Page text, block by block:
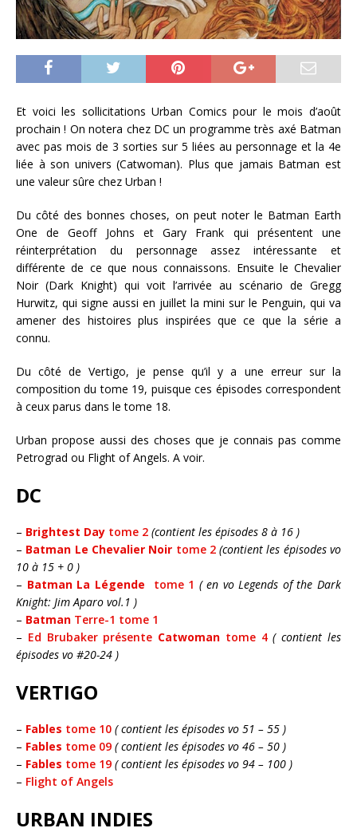
Et voici les sollicitations Urban Comics pour le mois d’août
prochain ! On notera chez DC un programme très axé Batman
avec pas mois de 3 sorties sur 5 liées au personnage et la 4e
liée à son univers (Catwoman). Plus que jamais Batman est
une valeur sûre chez Urban !
Du côté des bonnes choses, on peut noter le Batman Earth
One de Geoff Johns et Gary Frank qui présentent une
réinterprétation du personnage assez intéressante et
différente de ce que nous connaissons. Ensuite le Chevalier
Noir (Dark Knight) qui voit l’arrivée au scénario de Gregg
Hurwitz, qui signe aussi en juillet la mini sur le Penguin, qui va
amener des histoires plus inspirées que ce que la série a
connu.
Du côté de Vertigo, je pense qu’il y a une erreur sur la
composition du tome 19, puisque ces épisodes correspondent
à ceux parus dans le tome 18.
Urban propose aussi des choses que je connais pas comme
Petrograd ou Flight of Angels. A voir.
DC
– Brightest Day tome 2 (contient les épisodes 8 à 16 )
– Batman Le Chevalier Noir tome 2 (contient les épisodes vo
10 à 15 + 0 )
– Batman La Légende tome 1 ( en vo Legends of the Dark
Knight: Jim Aparo vol.1 )
– Batman Terre-1 tome 1
– Ed Brubaker présente Catwoman tome 4 ( contient les
épisodes vo #20-24 )
VERTIGO
– Fables tome 10 ( contient les épisodes vo 51 – 55 )
– Fables tome 09 ( contient les épisodes vo 46 – 50 )
– Fables tome 19 ( contient les épisodes vo 94 – 100 )
– Flight of Angels
URBAN INDIES